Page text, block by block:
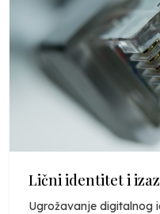
Lični identitet i
Ugrožavanje digitalnog